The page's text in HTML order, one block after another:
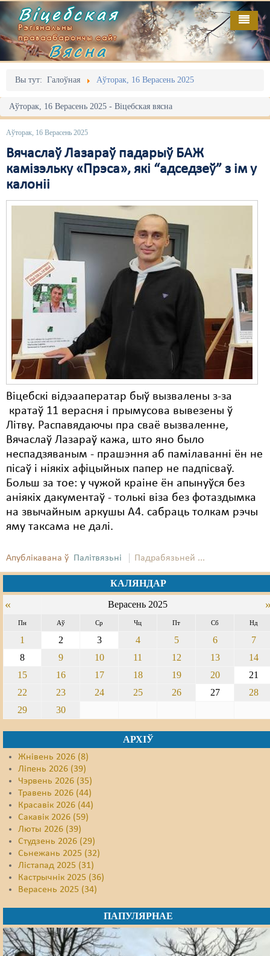
Віцебская
Рэгіянальны
праваабарончы сайт
Вясна
Вы тут: Галоўная Аўторак, 16 Верасень 2025
Аўторак, 16 Верасень 2025 - Віцебская вясна
Аўторак, 16 Верасень 2025
Вячаслаў Лазараў падарыў БАЖ
камізэльку «Прэса», які “адседзеў” з ім у
калоніі
Віцебскі відэааператар быў вызвалены з-за
кратаў 11 верасня і прымусова вывезены ў
Літву. Распавядаючы пра сваё вызваленне,
Вячаслаў Лазараў кажа, што яно было
неспадзяваным - прашэння аб памілаванні ён не
пісаў і ніякіх афіцыйных папер не падпісваў.
Больш за тое: у чужой краіне ён апынуўся без
аніякіх дакументаў - толькі віза без фотаздымка
на звычайным аркушы А4. сабраць толкам рэчы
яму таксама не далі.
Апублікавана ў Палітвязьні Падрабязьней ...
КАЛЯНДАР
« Верасень 2025
Пн Аў Ср Чц Пт Сб Нд
1 2 3 4 5 6
7
8
9 10 11 12 13
14
15
16 17 18 19 20
21
22
23 24 25 26 27
28
29
30
АРХІЎ
Жнівень 2026 (8)
Ліпень 2026 (39)
Чэрвень 2026 (35)
Травень 2026 (44)
Красавік 2026 (44)
Сакавік 2026 (59)
Люты 2026 (39)
Студзень 2026 (29)
Сьнежань 2025 (32)
Лістапад 2025 (31)
Кастрычнік 2025 (36)
Верасень 2025 (34)
ПАПУЛЯРНАЕ
Галоўная
Адміністрацыйны перасьлед
Акцыі
Выбары
Грамадзянскія ініцыятывы
Дзяржава
Дыскрымінацыя
Затрыманьні
Карная псыхіятрыя
КПЧ ААН
Культурныя правы
ЛПП
Мігранты
Мірныя сходы
Палітвязьні
Праваабаронцы
Правы дзіцяці
Пэнітэнцыярная сыстэма
Распальваньне варожасьці
Свабода слова
Экалёгія
Правы працоўных
Сацыяльныя правы
Выданьні
Відэа
Пра нас
RSS